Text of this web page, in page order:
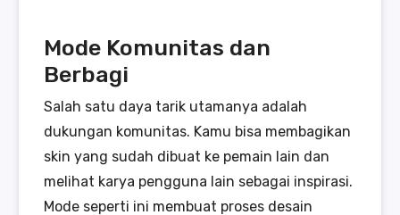
Mode Komunitas dan
Berbagi
Salah satu daya tarik utamanya adalah
dukungan komunitas. Kamu bisa membagikan
skin yang sudah dibuat ke pemain lain dan
melihat karya pengguna lain sebagai inspirasi.
Mode seperti ini membuat proses desain